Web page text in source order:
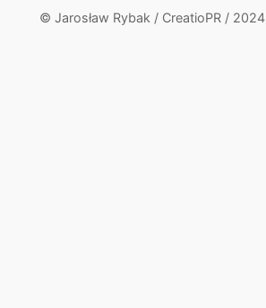
© Jarosław Rybak / CreatioPR / 2024